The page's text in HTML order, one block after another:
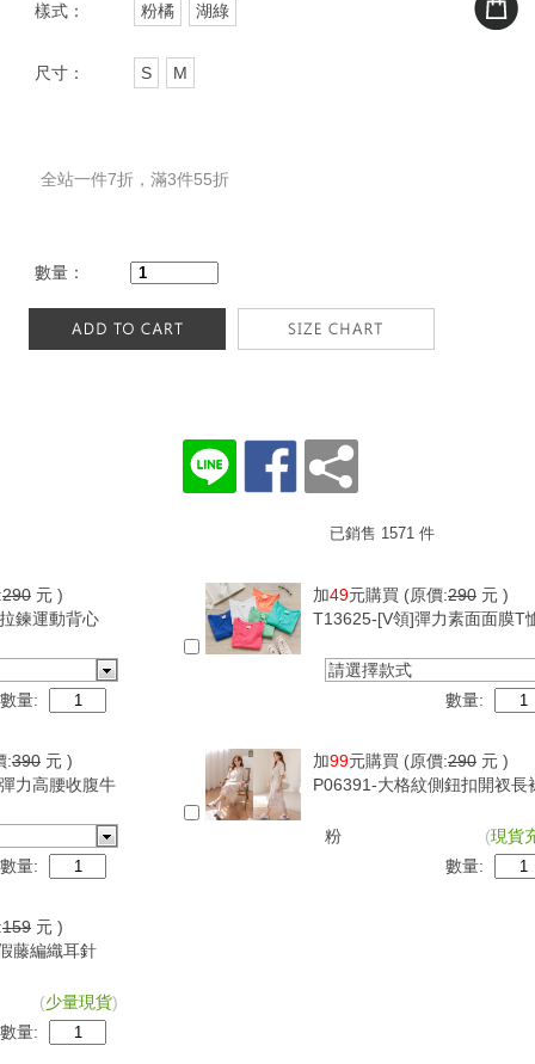
樣式： 粉橘 湖綠
尺寸： S M
全站一件7折，滿3件55折
數量：
已銷售 1571 件
290 元 )
鍊運動背心
數量:
加49元購買 (原價:290 元 )
T13625-[V領]彈力素面面膜T
請選擇款式
數量:
:390 元 )
力高腰收腹牛
數量:
加99元購買 (原價:290 元 )
P06391-大格紋側鈕扣開衩長
粉 (現貨
數量:
159 元 )
藤編織耳針
(少量現貨)
數量: